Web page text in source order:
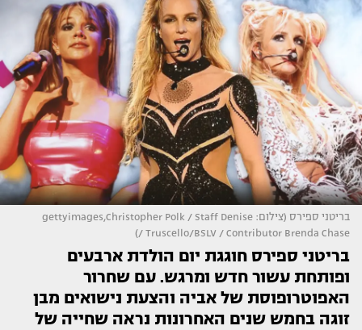
בריטני ספירס (צילום: gettyimages,Christopher Polk / Staff Denise
Truscello/BSLV / Contributor Brenda Chase /)
בריטני ספירס חוגגת יום הולדת ארבעים
ופותחת עשור חדש ומרגש. עם שחרור
האפוטרופוסת של אביה והצעת נישואים מבן
זוגה בחמש שנים האחרונות נראה שחייה של